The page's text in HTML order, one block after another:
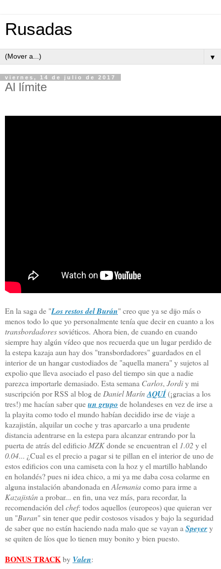
Rusadas
▼
viernes, 14 de julio de 2017
Al límite
En la saga de "Los restos del Burán" creo que ya se dijo más o
menos todo lo que yo personalmente tenía que decir en cuanto a los
transbordadoressoviéticos. Ahora bien, de cuando en cuando
siempre hay algún vídeo que nos recuerda que un lugar perdido de
la estepa kazaja aun hay dos "transbordadores" guardados en el
interior de un hangar custodiados de "aquella manera" y sujetos al
expolio que lleva asociado el paso del tiempo sin que a nadie
parezca importarle demasiado. Esta semana Carlos, Jordiy mi
suscripción por RSS al blog de Daniel MarínAQUÍ(¡gracias a los
tres!) me hacían saber queun grupo de holandeses en vez de irse a
la playita como todo el mundo habían decidido irse de viaje a
kazajistán, alquilar un coche y tras aparcarlo a una prudente
distancia adentrarse en la estepa para alcanzar entrando por la
puerta de atrás del edificio MZKdonde se encuentran el 1.02 y el
0.04... ¿Cual es el precio a pagar si te pillan en el interior de uno de
estos edificios con una camiseta con la hoz y el martillo hablando
en holandés? pues ni idea chico, a mi ya me daba cosa colarme en
alguna instalación abandonada en Alemaniacomo para irme a
Kazajistána probar... en fin, una vez más, para recordar, la
recomendación del chef: todos aquellos (europeos) que quieran ver
un "Buran" sin tener que pedir costosos visados y bajo la seguridad
de saber que no están haciendo nada malo que se vayan a Speyery
se quiten de líos que lo tienen muy bonito y bien puesto.
BONUS TRACKby Valen: